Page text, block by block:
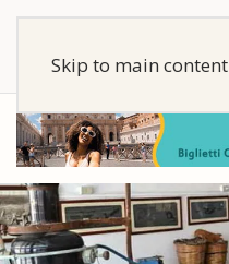
Skip to main content